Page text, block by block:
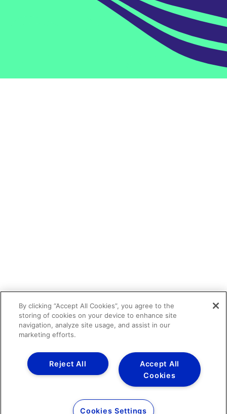
By clicking “Accept All Cookies”, you agree to the
storing of cookies on your device to enhance site
navigation, analyze site usage, and assist in our
marketing efforts.
Accept All
Cookies
Reject All
Cookies Settings